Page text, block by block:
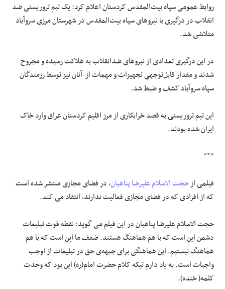
روابط‌ عمومی سپاه بیت‌المقدس کردستان اعلام کرد: یک تیم تروریستی ضد
انقلاب در درگیری با نیروهای سپاه بیت‌المقدس در شهرستان مرزی سروآباد
متلاشی شد.
در این درگیری تعدادی از نیروهای ضدانقلاب به هلاکت رسیده و مجروح
شدند و مقدار قابل‌توجهی تجهیزات و مهمات از آنان نیز توسط رزمندگان
سپاه سروآباد کشف و ضبط شد.
این تیم تروریستی به قصد خرابکاری از مرز اقلیم کردستان عراق وارد خاک
ایران شده بودند.
***
فیلمی ازحجت الاسلامعلیرضا پناهیان، در فضای مجازی منتشر شده است
که از افرادی که در فضای مجازی فعالیت ندارند، انتقاد می کند.
حجت الاسلام علیرضا پناهیان در این فیلم می گوید: نقطه قوت تبلیعات
دشمن این است که با هم هماهنگ هستند. ضعف ما این است که با هم
هماهنگ نیستیم. این هماهنگی برای جبهه‌ی حق در تبلیغات از اوجب
واجبات است. به یاد دارم تیکه کلام حضرت امام(ره) این بود که وحدت
کلمه( خنده).